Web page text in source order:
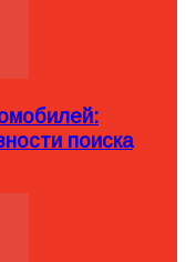
поиска